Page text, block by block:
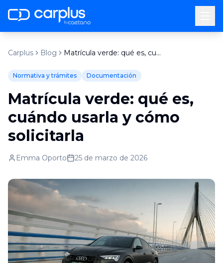
by
Carplus Blog Matrícula verde: qué es, cuándo usarla y cómo solicitarla
Normativa y trámites Documentación
Matrícula verde: qué es,
cuándo usarla y cómo
solicitarla
Emma Oporto 25 de marzo de 2026